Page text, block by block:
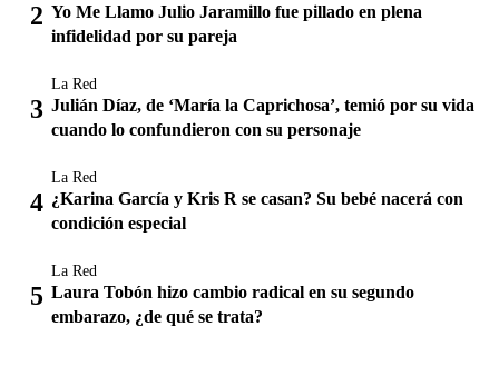
Yo Me Llamo Julio Jaramillo fue pillado en plena
infidelidad por su pareja
La Red
Julián Díaz, de ‘María la Caprichosa’, temió por su vida
cuando lo confundieron con su personaje
La Red
¿Karina García y Kris R se casan? Su bebé nacerá con
condición especial
La Red
Laura Tobón hizo cambio radical en su segundo
embarazo, ¿de qué se trata?